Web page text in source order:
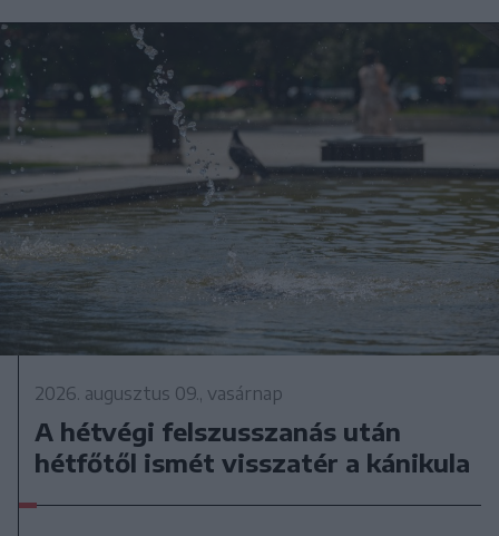
2026. augusztus 09., vasárnap
A hétvégi felszusszanás után
hétfőtől ismét visszatér a kánikula